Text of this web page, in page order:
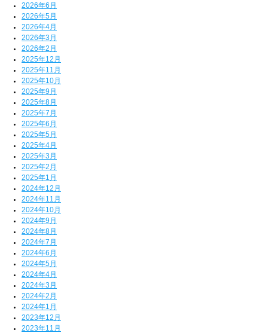
2026年6月
2026年5月
2026年4月
2026年3月
2026年2月
2025年12月
2025年11月
2025年10月
2025年9月
2025年8月
2025年7月
2025年6月
2025年5月
2025年4月
2025年3月
2025年2月
2025年1月
2024年12月
2024年11月
2024年10月
2024年9月
2024年8月
2024年7月
2024年6月
2024年5月
2024年4月
2024年3月
2024年2月
2024年1月
2023年12月
2023年11月